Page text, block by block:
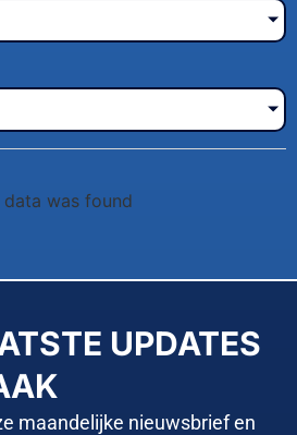
data was found
UPDATES
maandelijke nieuwsbrief en